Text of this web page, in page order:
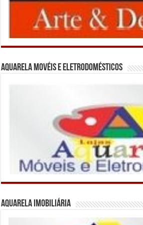
Aquarela Movéis e Eletrodomésticos
Aquarela Imobiliária